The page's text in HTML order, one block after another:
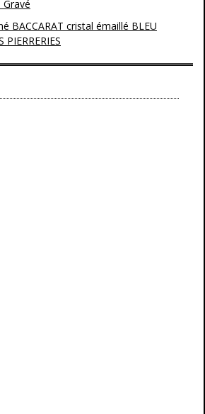
BACCARAT cristal émaillé BLEU